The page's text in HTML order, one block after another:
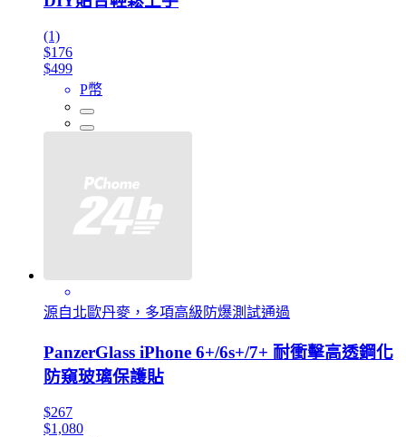
(1)
$176
$499
P幣
源自北歐丹麥，多項高級防爆測試通過
PanzerGlass iPhone 6+/6s+/7+ 耐衝擊高透鋼化
防窺玻璃保護貼
$267
$1,080